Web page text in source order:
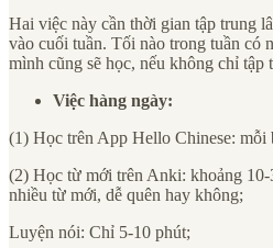
Hai việc này cần thời gian tập trung
vào cuối tuần. Tối nào trong tuần có
mình cũng sẽ học, nếu không chỉ tập
Việc hàng ngày:
(1) Học trên App Hello Chinese: mỗi
(2) Học từ mới trên Anki: khoảng
nhiều từ mới, dễ quên hay không;
Luyện nói: Chỉ 5-10 phút;